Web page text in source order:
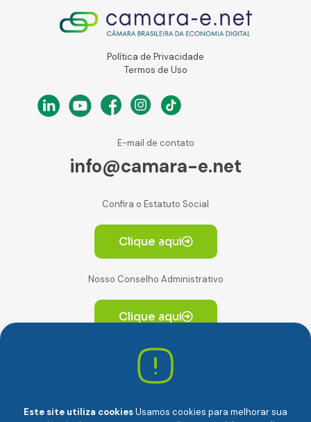
Política de Privacidade
Termos de Uso
E-mail de contato
info@camara-e.net
Confira o Estatuto Social
Clique aqui
Nosso Conselho Administrativo
Clique aqui
Av. Paulista, 2064. Conjunto 14, (Edifício Paulista) -
CEP 01310-928 Consolação – São Paulo/SP
Este site utiliza cookiesUsamos cookies para melhorar sua